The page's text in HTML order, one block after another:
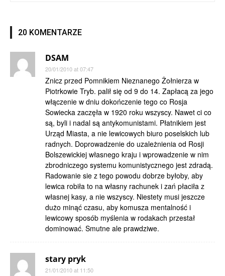
20 KOMENTARZE
DSAM
20/01/2010 at 07:47
Znicz przed Pomnikiem Nieznanego Żołnierza w
Piotrkowie Tryb. palił się od 9 do 14. Zapłacą za jego
włączenie w dniu dokończenie tego co Rosja
Sowiecka zaczęła w 1920 roku wszyscy. Nawet ci co
są, byli i nadal są antykomunistami. Płatnikiem jest
Urząd Miasta, a nie lewicowych biuro poselskich lub
radnych. Doprowadzenie do uzależnienia od Rosji
Bolszewickiej własnego kraju i wprowadzenie w nim
zbrodniczego systemu komunistycznego jest zdradą.
Radowanie sie z tego powodu dobrze byłoby, aby
lewica robiła to na własny rachunek i zań płaciła z
własnej kasy, a nie wszyscy. Niestety musi jeszcze
dużo minąć czasu, aby komusza mentalność i
lewicowy sposób myślenia w rodakach przestał
dominować. Smutne ale prawdziwe.
stary pryk
21/01/2010 at 11:50